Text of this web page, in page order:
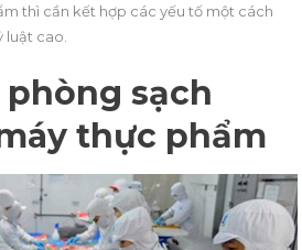
thì cần kết hợp các yếu tố một cách
luật cao.
phòng sạch
thực phẩm